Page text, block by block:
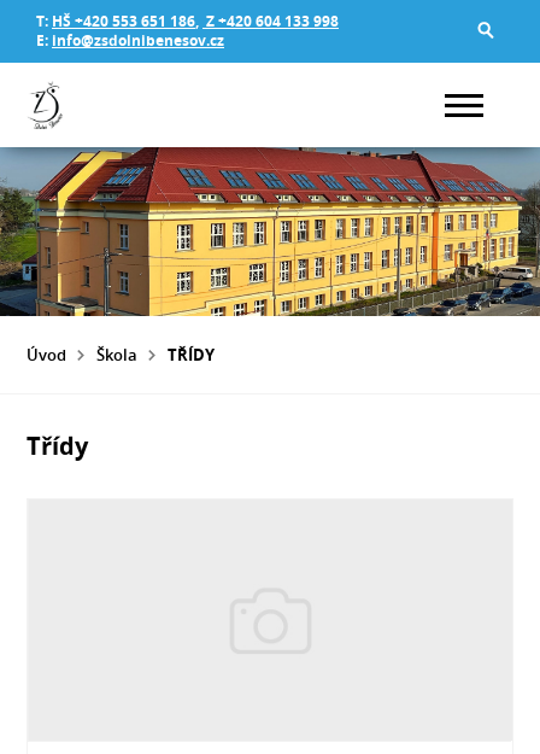
T: HŠ +420 553 651 186, Z +420 604 133 998
E: info@zsdolnibenesov.cz
Úvod Škola TŘÍDY
Třídy